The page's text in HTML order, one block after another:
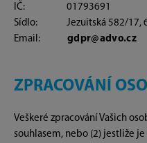
IČ: 01793691
Sídlo: Jezuitská 582/17,
Email: gdpr@advo.cz
ZPRACOVÁNÍ
Veškeré zpracování Vašich
souhlasem, nebo (2) jestliže